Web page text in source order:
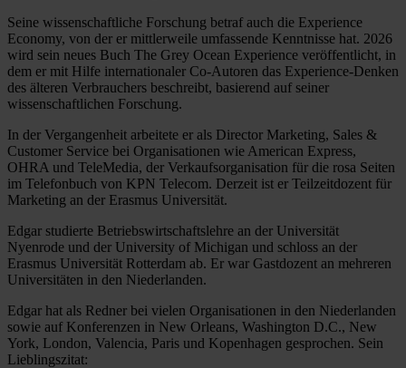
Seine wissenschaftliche Forschung betraf auch die Experience
Economy, von der er mittlerweile umfassende Kenntnisse hat. 2026
wird sein neues Buch The Grey Ocean Experience veröffentlicht, in
dem er mit Hilfe internationaler Co-Autoren das Experience-Denken
des älteren Verbrauchers beschreibt, basierend auf seiner
wissenschaftlichen Forschung.
In der Vergangenheit arbeitete er als Director Marketing, Sales &
Customer Service bei Organisationen wie American Express,
OHRA und TeleMedia, der Verkaufsorganisation für die rosa Seiten
im Telefonbuch von KPN Telecom. Derzeit ist er Teilzeitdozent für
Marketing an der Erasmus Universität.
Edgar studierte Betriebswirtschaftslehre an der Universität
Nyenrode und der University of Michigan und schloss an der
Erasmus Universität Rotterdam ab. Er war Gastdozent an mehreren
Universitäten in den Niederlanden.
Edgar hat als Redner bei vielen Organisationen in den Niederlanden
sowie auf Konferenzen in New Orleans, Washington D.C., New
York, London, Valencia, Paris und Kopenhagen gesprochen. Sein
Lieblingszitat: